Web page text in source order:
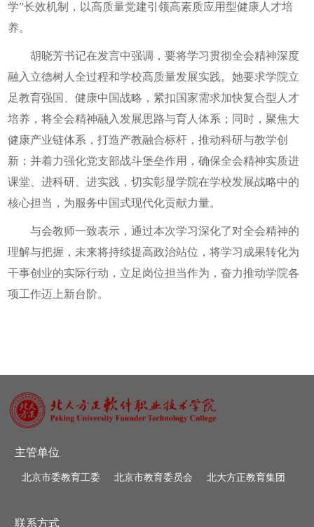
学”长效机制，以高质量党建引领高素质应用型健康人才培
养。
胡晓芳书记在发言中强调，要将学习贯彻全会精神深度
融入立德树人全过程和学校高质量发展实践。她要求学院立
足教育强国、健康中国战略，紧扣国家需求加快复合型人才
培养，将全会精神融入发展思路与育人体系；同时，聚焦大
健康产业链体系，打造产教融合标杆，推动科研与教学创
新；并着力强化党支部战斗堡垒作用，确保全会精神实质进
课堂、进科研、进实践，切实彰显学院在学校发展战略中的
核心担当，为服务中国式现代化贡献力量。
与会教师一致表示，通过本次学习深化了对全会精神的
理解与把握，未来将持续提高政治站位，将学习成果转化为
干事创业的实际行动，立足岗位担当作为，奋力推动学院各
项工作迈上新台阶。
主管单位
北京市委教育工委 北京市教育委员会 北大方正教育集团
联系方式